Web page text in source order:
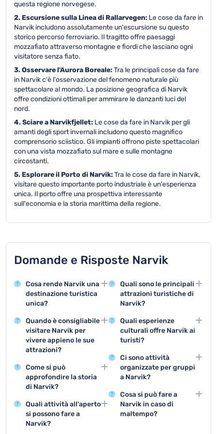
questa regione norvegese.
2. Escursione sulla Linea di Rallarvegen: Le cose da fare in
Narvik includono assolutamente un'escursione su questo
storico percorso ferroviario. Il tragitto offre paesaggi
mozzafiato attraverso montagne e fiordi che lasciano ogni
visitatore senza fiato.
3. Osservare l'Aurora Boreale:Tra le principali cose da fare
in Narvik c'è l'osservazione del fenomeno naturale più
spettacolare al mondo. La posizione geografica di Narvik
offre condizioni ottimali per ammirare le danzanti luci del
nord.
4. Sciare a Narvikfjellet: Le cose da fare in Narvik per gli
amanti degli sport invernali includono questo magnifico
comprensorio sciistico. Gli impianti offrono piste spettacolari
con una vista mozzafiato sul mare e sulle montagne
circostanti.
5. Esplorare il Porto di Narvik:Tra le cose da fare in Narvik,
visitare questo importante porto industriale è un'esperienza
unica. Il porto offre una prospettiva interessante
sull'economia e la storia marittima della regione.
Domande e Risposte Narvik
Cosa rende Narvik una
destinazione turistica
unica?
Narvik offre paesaggi
mozzafiato con
montagne e fiordi, oltre
a una ricca storia legata
Mondiale e opportunità
di sport invernali ed
estivi.
Quando è consigliabile
visitare Narvik per
vivere appieno le sue
attrazioni?
Il periodo migliore è tra
giugno e agosto per le
lunghe giornate estive,
marzo per ammirare
l'aurora boreale e
praticare sport invernali.
Come si può
approfondire la storia
di Narvik?
Visitando il Museo di
Guerra di Narvik e
partecipando a tour
Quali attività all'aperto
si possono fare a
Narvik?
Quali sono le principali
attrazioni turistiche di
Narvik?
Le principali attrazioni
includono la funivia di
Narvik, il Museo di
dell'aurora boreale e le
escursioni nei fiordi.
Quali esperienze
culturali offre Narvik ai
turisti?
Narvik propone musei
storici, festival locali,
concerti tradizionali e
la cultura norvegese e la
storia locale.
Ci sono attività
organizzate per gruppi
a Narvik?
Narvik offre tour di
gruppo, avventure
invernali collettive,
escursioni guidate e
Cosa si può fare a
Narvik in caso di
maltempo?